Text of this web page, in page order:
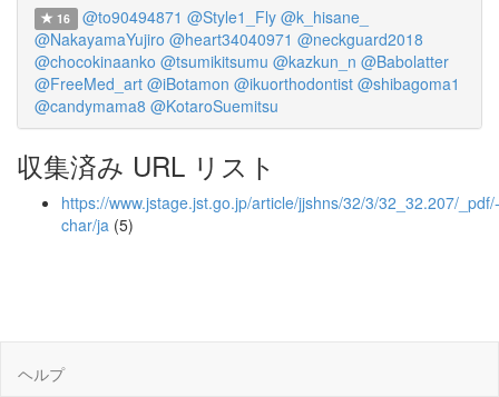
16 @to90494871 @Style1_Fly @k_hisane_
@NakayamaYujiro @heart34040971 @neckguard2018
@chocokinaanko @tsumikitsumu @kazkun_n @Babolatter
@FreeMed_art @iBotamon @ikuorthodontist @shibagoma1
@candymama8 @KotaroSuemitsu
収集済み URL リスト
https://www.jstage.jst.go.jp/article/jjshns/32/3/32_32.207/_pdf/-
char/ja (5)
ヘルプ